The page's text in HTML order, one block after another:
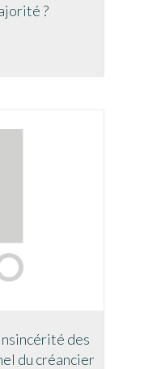
?
des
du créancier